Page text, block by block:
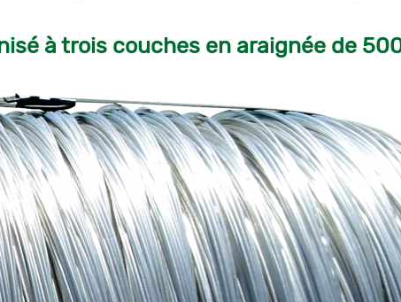
à trois couches en araignée de